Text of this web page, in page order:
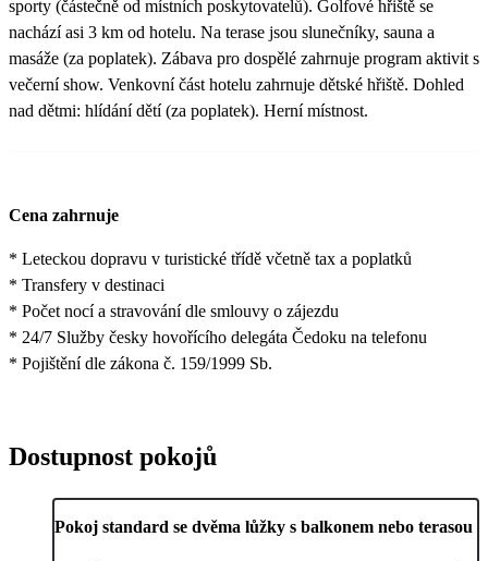
sporty (částečně od místních poskytovatelů). Golfové hřiště se
nachází asi 3 km od hotelu. Na terase jsou slunečníky, sauna a
masáže (za poplatek). Zábava pro dospělé zahrnuje program aktivit s
večerní show. Venkovní část hotelu zahrnuje dětské hřiště. Dohled
nad dětmi: hlídání dětí (za poplatek). Herní místnost.
Cena zahrnuje
* Leteckou dopravu v turistické třídě včetně tax a poplatků
* Transfery v destinaci
* Počet nocí a stravování dle smlouvy o zájezdu
* 24/7 Služby česky hovořícího delegáta Čedoku na telefonu
* Pojištění dle zákona č. 159/1999 Sb.
Dostupnost pokojů
Pokoj standard se dvěma lůžky s balkonem nebo terasou